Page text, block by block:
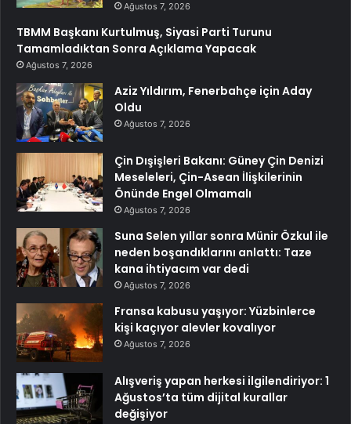
Ağustos 7, 2026
TBMM Başkanı Kurtulmuş, Siyasi Parti Turunu
Tamamladıktan Sonra Açıklama Yapacak
Ağustos 7, 2026
Aziz Yıldırım, Fenerbahçe için Aday
Oldu
Ağustos 7, 2026
Çin Dışişleri Bakanı: Güney Çin Denizi
Meseleleri, Çin-Asean İlişkilerinin
Önünde Engel Olmamalı
Ağustos 7, 2026
Suna Selen yıllar sonra Münir Özkul ile
neden boşandıklarını anlattı: Taze
kana ihtiyacım var dedi
Ağustos 7, 2026
Fransa kabusu yaşıyor: Yüzbinlerce
kişi kaçıyor alevler kovalıyor
Ağustos 7, 2026
Alışveriş yapan herkesi ilgilendiriyor: 1
Ağustos’ta tüm dijital kurallar
değişiyor